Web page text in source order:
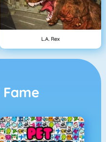
L.A. Rex
Fame